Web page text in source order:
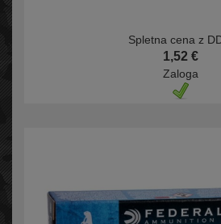
Spletna cena z
1,52 €
Zaloga